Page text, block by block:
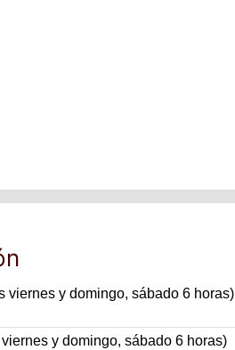
viernes y domingo, sábado 6 horas)
y domingo, sábado 6 horas)